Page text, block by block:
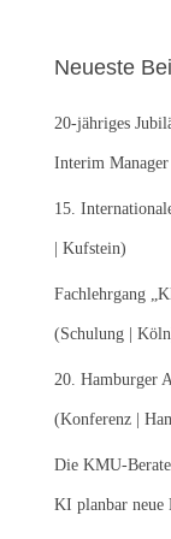
n
a
c
:
Neueste
20-jähriges
Interim
15.
| Kufstein)
Fachlehrgang
(Schulung |
20. Hamburger
(Konferenz |
Die KMU-
KI planbar neue